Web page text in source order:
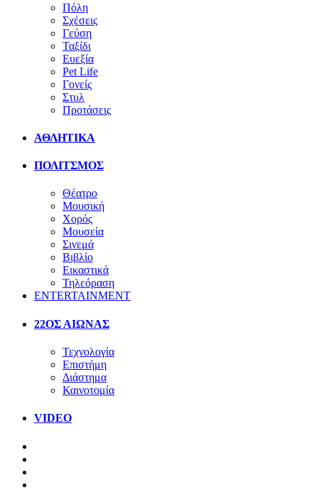
Πόλη
Σχέσεις
Γεύση
Ταξίδι
Ευεξία
Pet Life
Γονείς
Στυλ
Προτάσεις
ΑΘΛΗΤΙΚΑ
ΠΟΛΙΤΣΜΟΣ
Θέατρο
Μουσική
Χορός
Μουσεία
Σινεμά
Βιβλίο
Εικαστικά
Τηλεόραση
ENTERTAINMENT
22ΟΣ ΑΙΩΝΑΣ
Τεχνολογία
Επιστήμη
Διάστημα
Καινοτομία
VIDEO